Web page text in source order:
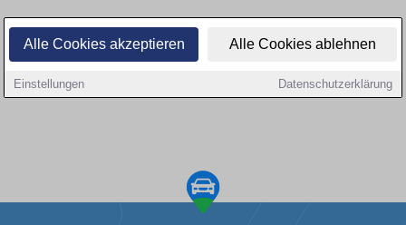
Alle Cookies akzeptieren Alle Cookies ablehnen
Einstellungen Datenschutzerklärung